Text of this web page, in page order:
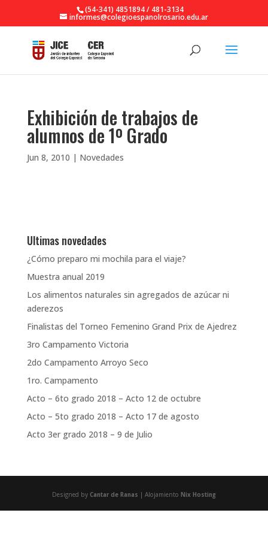
(54-341) 4851894 / 481-3134
informes@colegioespanolrosario.edu.ar
Exhibición de trabajos de
alumnos de 1º Grado
Jun 8, 2010 | Novedades
Ultimas novedades
¿Cómo preparo mi mochila para el viaje?
Muestra anual 2019
Los alimentos naturales sin agregados de azúcar ni
aderezos
Finalistas del Torneo Femenino Grand Prix de Ajedrez
3ro Campamento Victoria
2do Campamento Arroyo Seco
1ro. Campamento
Acto – 6to grado 2018 – Acto 12 de octubre
Acto – 5to grado 2018 – Acto 17 de agosto
Acto 3er grado 2018 – 9 de Julio
Designed by Cantar de Ranas | Alojamiento Nix Hosting